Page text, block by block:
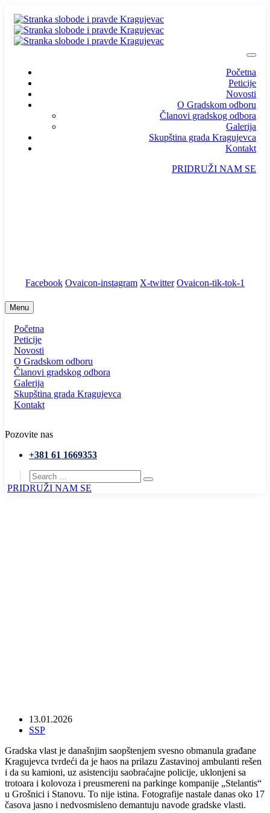
Početna
Peticije
Novosti
O Gradskom odboru
Članovi gradskog odbora
Galerija
Skupština grada Kragujevca
Kontakt
PRIDRUŽI NAM SE
Facebook Ovaicon-instagram X-twitter Ovaicon-tik-tok-1
Menu
Početna
Peticije
Novosti
O Gradskom odboru
Članovi gradskog odbora
Galerija
Skupština grada Kragujevca
Kontakt
Pozovite nas
+381 61 1669353
PRIDRUŽI NAM SE
13.01.2026
SSP
Gradska vlast je današnjim saopštenjem svesno obmanula građane
Kragujevca tvrdeći da je haos na prilazu Zastavinoj ambulanti rešen
i da su kamioni, uz asistenciju saobraćajne policije, uklonjeni sa
trotoara i kolovoza i preusmereni na parkinge kompanije „Stelantis“
u Grošnici i Stanovu. To nije istina. Fotografije nastale danas oko 17
časova jasno i nedvosmisleno demantuju navode gradske vlasti.